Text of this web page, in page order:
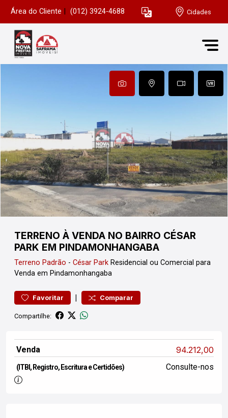
Área do Cliente (012) 3924-4688 Cidades
TERRENO À VENDA NO BAIRRO CÉSAR
PARK EM PINDAMONHANGABA
Terreno Padrão - César Park Residencial ou Comercial para
Venda em Pindamonhangaba
Favoritar | Comparar
Compartilhe:
Venda 94.212,00
(ITBI, Registro, Escritura e Certidões) Consulte-nos